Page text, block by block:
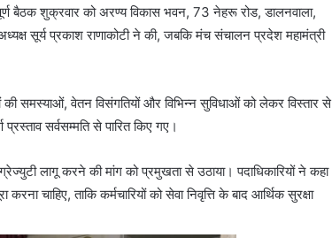
बैठक शुक्रवार को अरण्य विकास भवन, 73 नेहरू रोड, डालनवाला,
सूर्य प्रकाश राणाकोटी ने की, जबकि मंच संचालन प्रदेश महामंत्री
की समस्याओं, वेतन विसंगतियों और विभिन्न सुविधाओं को लेकर विस्तार से
सर्वसम्मति से पारित किए गए।
लागू करने की मांग को प्रमुखता से उठाया। पदाधिकारियों ने कहा
चाहिए, ताकि कर्मचारियों को सेवा निवृत्ति के बाद आर्थिक सुरक्षा